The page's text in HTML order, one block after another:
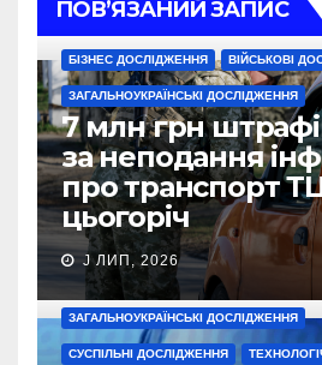
ПОВ’ЯЗАНИЙ ЗАПИС
БІЗНЕС ДОСЛІДЖЕННЯ ВІЙСЬКОВІ
ЗАГАЛЬНОУКРАЇНСЬКІ ДОСЛІДЖЕННЯ
7 млн грн
за неподання
про транспорт
цьогоріч
J ЛИП, 2026
ЗАГАЛЬНОУКРАЇНСЬКІ ДОСЛІДЖЕННЯ
СУСПІЛЬНІ ДОСЛІДЖЕННЯ